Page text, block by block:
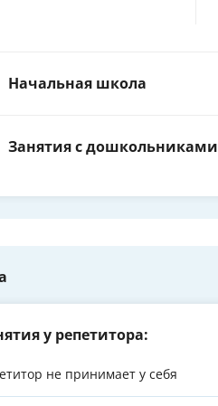
Начальная школа
Занятия с дошкольниками
у репетитора:
не принимает у себя